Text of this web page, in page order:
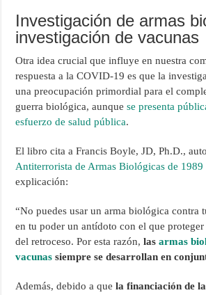
Investigación de armas
investigación de vacunas
Otra idea crucial que influye en nuestra
respuesta a la COVID-19 es que la
una preocupación primordial para el
guerra biológica, aunquese presenta
esfuerzo de salud pública.
El libro cita a Francis Boyle, JD, Ph.D.,
Antiterrorista de Armas Biológicas de 1989
explicación:
“No puedes usar un arma biológica contra
en tu poder un antídoto con el que
del retroceso. Por esta razón,lasarmas
vacunas siempre se desarrollan en
Además, debido a quela financiación de